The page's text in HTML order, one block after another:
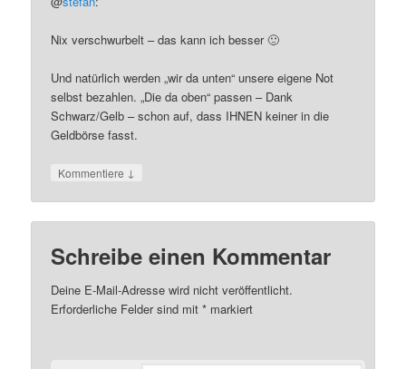
Nix verschwurbelt – das kann ich besser 🙂
Und natürlich werden „wir da unten“ unsere eigene Not
selbst bezahlen. „Die da oben“ passen – Dank
Schwarz/Gelb – schon auf, dass IHNEN keiner in die
Geldbörse fasst.
Kommentiere ↓
Schreibe einen Kommentar
Deine E-Mail-Adresse wird nicht veröffentlicht.
Erforderliche Felder sind mit* markiert